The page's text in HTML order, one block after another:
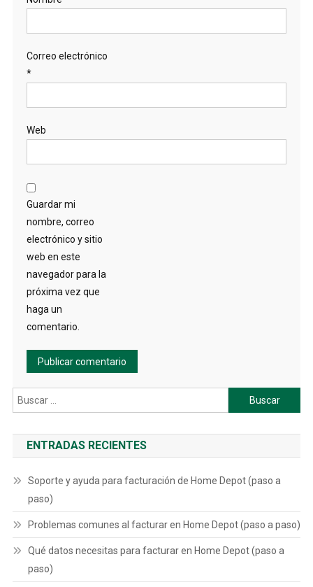
Correo electrónico
*
Web
Guardar mi
nombre, correo
electrónico y sitio
web en este
navegador para la
próxima vez que
haga un
comentario.
Buscar:
ENTRADAS RECIENTES
Soporte y ayuda para facturación de Home Depot (paso a
paso)
Problemas comunes al facturar en Home Depot (paso a paso)
Qué datos necesitas para facturar en Home Depot (paso a
paso)